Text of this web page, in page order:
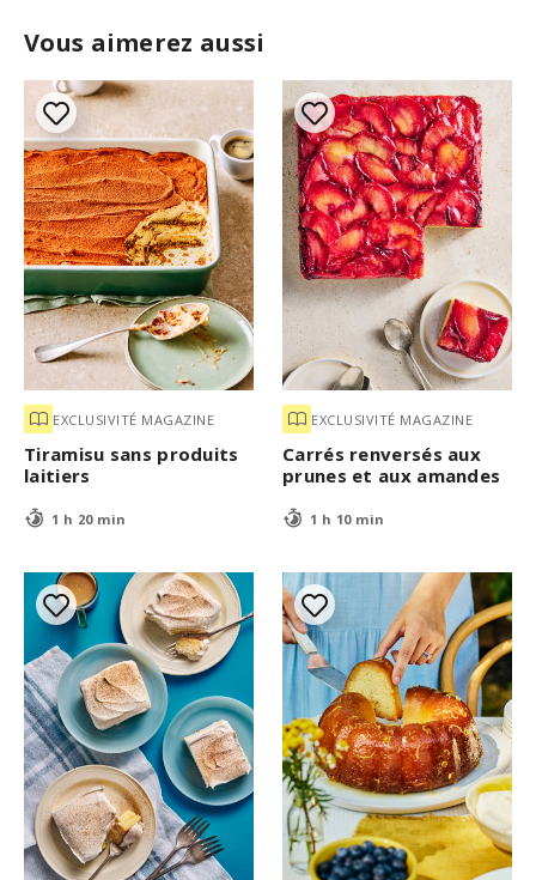
Vous aimerez aussi
EXCLUSIVITÉ MAGAZINE
Tiramisu sans produits
laitiers
1 h 20 min
EXCLUSIVITÉ MAGAZINE
Carrés renversés aux
prunes et aux amandes
1 h 10 min